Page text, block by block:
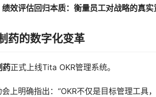
绩效评估回归本质：衡量员工对战略的真实
药的数字化变革
药正式上线Tita OKR管理系统。
上明确指出：“OKR不仅是目标管理工具